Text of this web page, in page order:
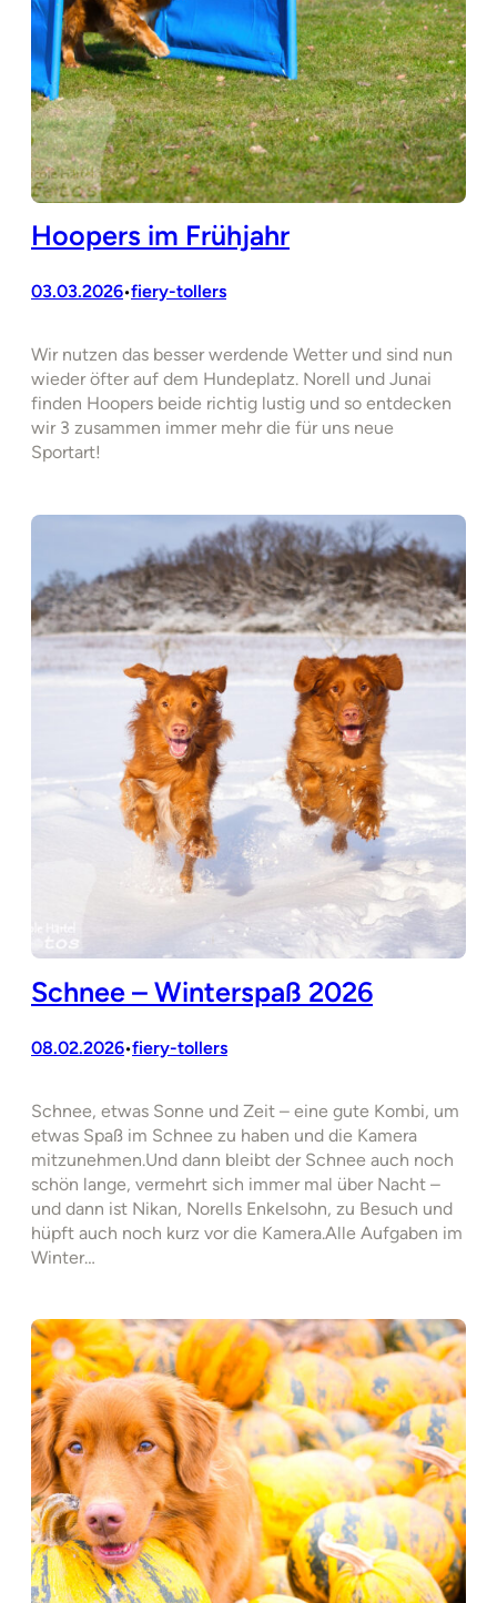
Hoopers im Frühjahr
03.03.2026•fiery-tollers
Wir nutzen das besser werdende Wetter und sind nun
wieder öfter auf dem Hundeplatz. Norell und Junai
finden Hoopers beide richtig lustig und so entdecken
wir 3 zusammen immer mehr die für uns neue
Sportart!
Schnee – Winterspaß 2026
08.02.2026•fiery-tollers
Schnee, etwas Sonne und Zeit – eine gute Kombi, um
etwas Spaß im Schnee zu haben und die Kamera
mitzunehmen.Und dann bleibt der Schnee auch noch
schön lange, vermehrt sich immer mal über Nacht –
und dann ist Nikan, Norells Enkelsohn, zu Besuch und
hüpft auch noch kurz vor die Kamera.Alle Aufgaben im
Winter…